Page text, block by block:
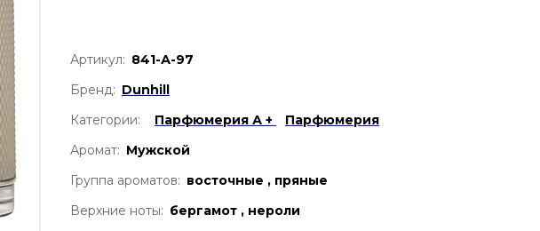
Артикул: 841-А-97
Бренд: Dunhill
Категории:
Парфюмерия А +
Парфюмерия
Аромат: Мужской
Группа ароматов: восточные , пряные
Верхние ноты: бергамот , нероли